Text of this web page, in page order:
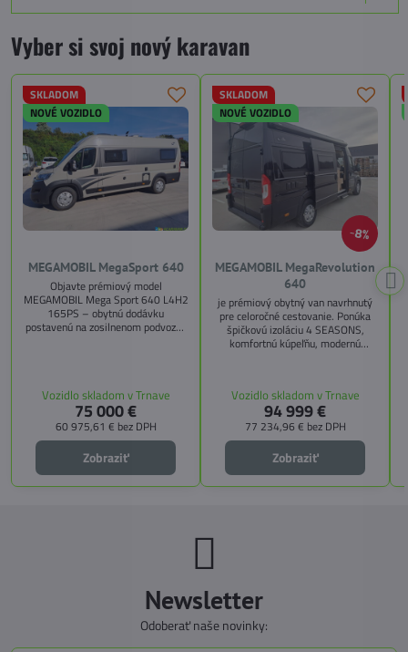
Vyber si svoj nový karavan
SKLADOM
NOVÉ VOZIDLO
MEGAMOBIL MegaSport 640
Objavte prémiový model
MEGAMOBIL Mega Sport 640 L4H2
165PS – obytnú dodávku
postavenú na zosilnenom podvozku
pozdĺžnemu lôžku a možnosti
doplniť predné prídavné lôžko.
Vozidlo skladom v Trnave
75 000 €
60 975,61 € bez DPH
Zobraziť
8%
SKLADOM
NOVÉ VOZIDLO
MEGAMOBIL MegaRevolution
640
je prémiový obytný van navrhnutý
pre celoročné cestovanie. Ponúka
špičkovú izoláciu 4 SEASONS,
komfortnú kúpeľňu, modernú
CITY, TECHNO, SICHERHEIT a
MEGA WINTER získate maximálnu
bezpečnosť, pohodlie a
technologické inovácie. Ideálna
voľba pre tých, ktorí hľadajú luxus,
funkčnosť a slobodu na cestách.
Vozidlo skladom v Trnave
94 999 €
77 234,96 € bez DPH
Zobraziť
Newsletter
Odoberať naše novinky: